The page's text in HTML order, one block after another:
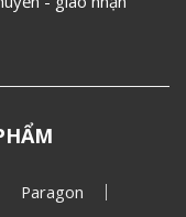
Paragon